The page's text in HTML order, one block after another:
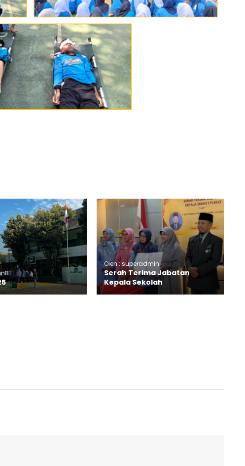
Oleh : superadmin
Serah Terima Jabatan
Kepala Sekolah